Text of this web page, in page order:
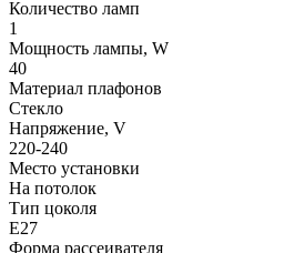
Количество ламп
1
Мощность лампы, W
40
Материал плафонов
Стекло
Напряжение, V
220-240
Место установки
На потолок
Тип цоколя
E27
Форма рассеивателя